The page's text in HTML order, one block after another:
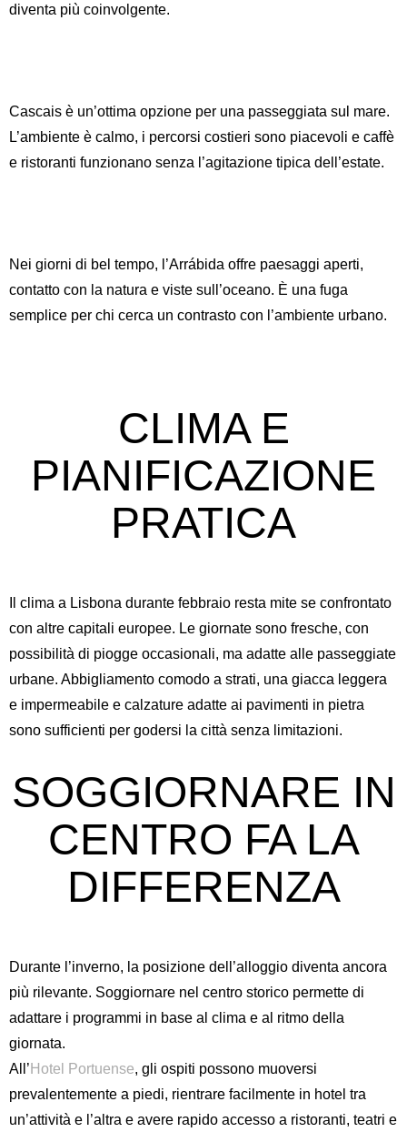
Inglese Spagnolo
diventa più coinvolgente.
Cascais è un’ottima opzione per una passeggiata sul mare.
L’ambiente è calmo, i percorsi costieri sono piacevoli e caffè
e ristoranti funzionano senza l’agitazione tipica dell’estate.
Nei giorni di bel tempo, l’Arrábida offre paesaggi aperti,
contatto con la natura e viste sull’oceano. È una fuga
semplice per chi cerca un contrasto con l’ambiente urbano.
CLIMA E
PIANIFICAZIONE
PRATICA
Il clima a Lisbona durante febbraio resta mite se confrontato
con altre capitali europee. Le giornate sono fresche, con
possibilità di piogge occasionali, ma adatte alle passeggiate
urbane. Abbigliamento comodo a strati, una giacca leggera
e impermeabile e calzature adatte ai pavimenti in pietra
sono sufficienti per godersi la città senza limitazioni.
SOGGIORNARE IN
CENTRO FA LA
DIFFERENZA
Durante l’inverno, la posizione dell’alloggio diventa ancora
più rilevante. Soggiornare nel centro storico permette di
adattare i programmi in base al clima e al ritmo della
giornata.
All’ Hotel Portuense, gli ospiti possono muoversi
prevalentemente a piedi, rientrare facilmente in hotel tra
un’attività e l’altra e avere rapido accesso a ristoranti, teatri e